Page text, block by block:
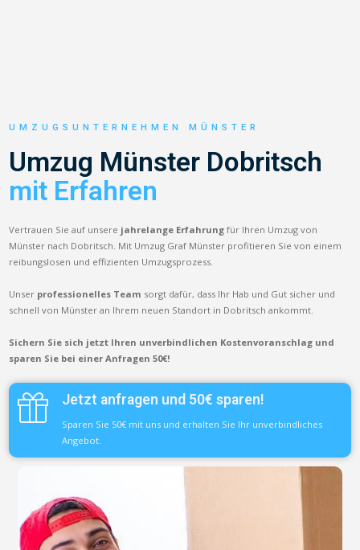
UMZUGSUNTERNEHMEN MÜNSTER
Umzug Münster Dobritsch
mit Erfahren
Vertrauen Sie auf unsere jahrelange Erfahrung für Ihren Umzug von
Münster nach Dobritsch. Mit Umzug Graf Münster profitieren Sie von einem
reibungslosen und effizienten Umzugsprozess.
Unser professionelles Team sorgt dafür, dass Ihr Hab und Gut sicher und
schnell von Münster an Ihrem neuen Standort in Dobritsch ankommt.
Sichern Sie sich jetzt Ihren unverbindlichen Kostenvoranschlag und
sparen Sie bei einer Anfragen 50€!
Jetzt anfragen und 50€ sparen!
Sparen Sie 50€ mit uns und erhalten Sie Ihr unverbindliches
Angebot.